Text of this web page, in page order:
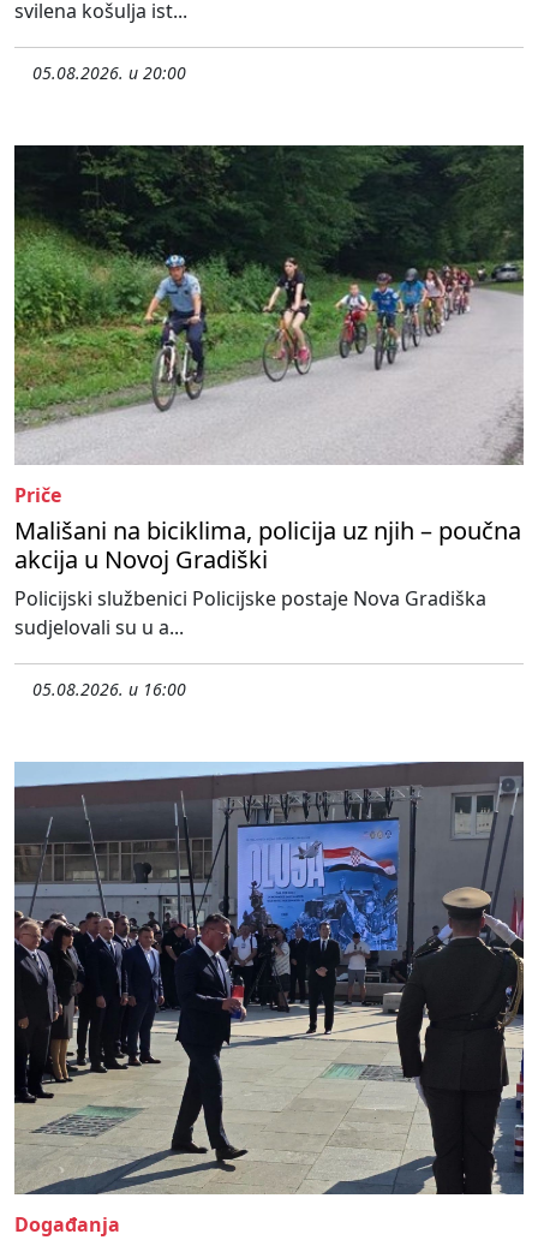
svilena košulja ist...
05.08.2026. u 20:00
Priče
Mališani na biciklima, policija uz njih – poučna
akcija u Novoj Gradiški
Policijski službenici Policijske postaje Nova Gradiška
sudjelovali su u a...
05.08.2026. u 16:00
Događanja